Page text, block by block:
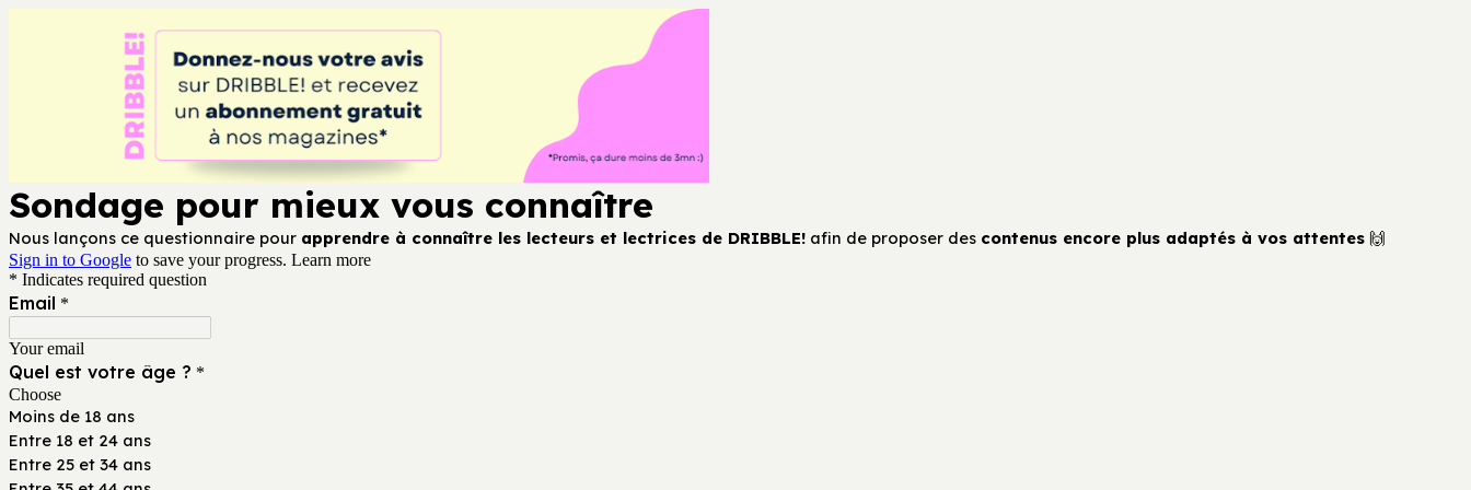
Sondage pour mieux vous connaître
Nous lançons ce questionnaire pour apprendre à connaître les lecteurs et lectrices de DRIBBLE! afin de proposer des contenus encore plus adaptés à vos attentes 🙌
Sign in to Google to save your progress. Learn more
* Indicates required question
Email *
Your email
Quel est votre âge ? *
Choose
Moins de 18 ans
Entre 18 et 24 ans
Entre 25 et 34 ans